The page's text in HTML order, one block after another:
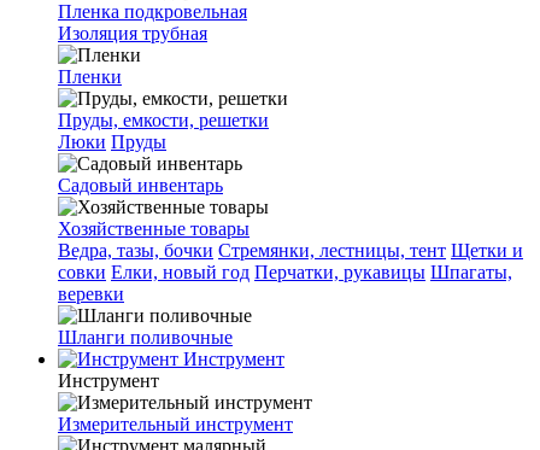
Пленка подкровельная
Изоляция трубная
Пленки
Пруды, емкости, решетки
Люки Пруды
Садовый инвентарь
Хозяйственные товары
Ведра, тазы, бочки Стремянки, лестницы, тент Щетки и
совки Елки, новый год Перчатки, рукавицы Шпагаты,
веревки
Шланги поливочные
Инструмент
Инструмент
Измерительный инструмент